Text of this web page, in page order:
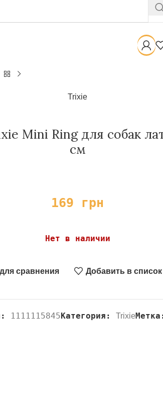
Trixie
Mini Ring для собак
см
169 грн
Нет в наличии
сравнения Добавить в
1111115845Категория: TrixieМетка: